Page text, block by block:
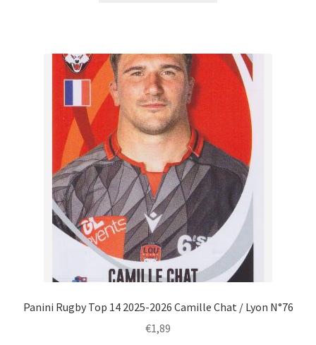
Panini Rugby Top 14 2025-2026 Camille Chat / Lyon N°76
€1,89